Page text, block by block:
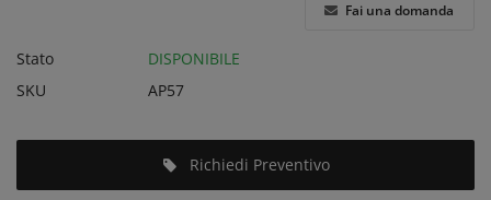
Fai una domanda
Stato
DISPONIBILE
SKU
AP57
Richiedi Preventivo